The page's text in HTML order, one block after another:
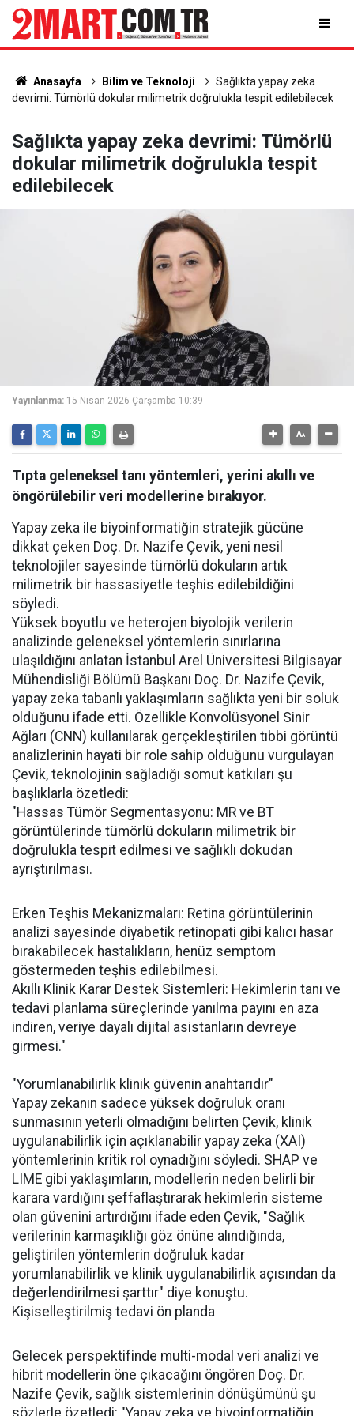
Anasayfa Bilim ve Teknoloji
Sağlıkta yapay zeka
devrimi: Tümörlü dokular milimetrik doğrulukla tespit edilebilecek
Sağlıkta yapay zeka devrimi: Tümörlü
dokular milimetrik doğrulukla tespit
edilebilecek
Yayınlanma: 15 Nisan 2026 Çarşamba 10:39
Tıpta geleneksel tanı yöntemleri, yerini akıllı ve
öngörülebilir veri modellerine bırakıyor.
Yapay zeka ile biyoinformatiğin stratejik gücüne
dikkat çeken Doç. Dr. Nazife Çevik, yeni nesil
teknolojiler sayesinde tümörlü dokuların artık
milimetrik bir hassasiyetle teşhis edilebildiğini
söyledi.
Yüksek boyutlu ve heterojen biyolojik verilerin
analizinde geleneksel yöntemlerin sınırlarına
ulaşıldığını anlatan İstanbul Arel Üniversitesi Bilgisayar
Mühendisliği Bölümü Başkanı Doç. Dr. Nazife Çevik,
yapay zeka tabanlı yaklaşımların sağlıkta yeni bir soluk
olduğunu ifade etti. Özellikle Konvolüsyonel Sinir
Ağları (CNN) kullanılarak gerçekleştirilen tıbbi görüntü
analizlerinin hayati bir role sahip olduğunu vurgulayan
Çevik, teknolojinin sağladığı somut katkıları şu
başlıklarla özetledi:
"Hassas Tümör Segmentasyonu: MR ve BT
görüntülerinde tümörlü dokuların milimetrik bir
doğrulukla tespit edilmesi ve sağlıklı dokudan
ayrıştırılması.
Erken Teşhis Mekanizmaları: Retina görüntülerinin
analizi sayesinde diyabetik retinopati gibi kalıcı hasar
bırakabilecek hastalıkların, henüz semptom
göstermeden teşhis edilebilmesi.
Akıllı Klinik Karar Destek Sistemleri: Hekimlerin tanı ve
tedavi planlama süreçlerinde yanılma payını en aza
indiren, veriye dayalı dijital asistanların devreye
girmesi."
"Yorumlanabilirlik klinik güvenin anahtarıdır"
Yapay zekanın sadece yüksek doğruluk oranı
sunmasının yeterli olmadığını belirten Çevik, klinik
uygulanabilirlik için açıklanabilir yapay zeka (XAI)
yöntemlerinin kritik rol oynadığını söyledi. SHAP ve
LIME gibi yaklaşımların, modellerin neden belirli bir
karara vardığını şeffaflaştırarak hekimlerin sisteme
olan güvenini artırdığını ifade eden Çevik, "Sağlık
verilerinin karmaşıklığı göz önüne alındığında,
geliştirilen yöntemlerin doğruluk kadar
yorumlanabilirlik ve klinik uygulanabilirlik açısından da
değerlendirilmesi şarttır" diye konuştu.
Kişiselleştirilmiş tedavi ön planda
Gelecek perspektifinde multi-modal veri analizi ve
hibrit modellerin öne çıkacağını öngören Doç. Dr.
Nazife Çevik, sağlık sistemlerinin dönüşümünü şu
sözlerle özetledi: "Yapay zeka ve biyoinformatiğin